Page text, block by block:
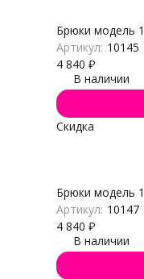
Брюки модель
Артикул: 10145
4 840 ₽
В наличии
Скидка
Брюки модель
Артикул: 10147
4 840 ₽
В наличии